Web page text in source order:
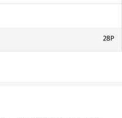
28P